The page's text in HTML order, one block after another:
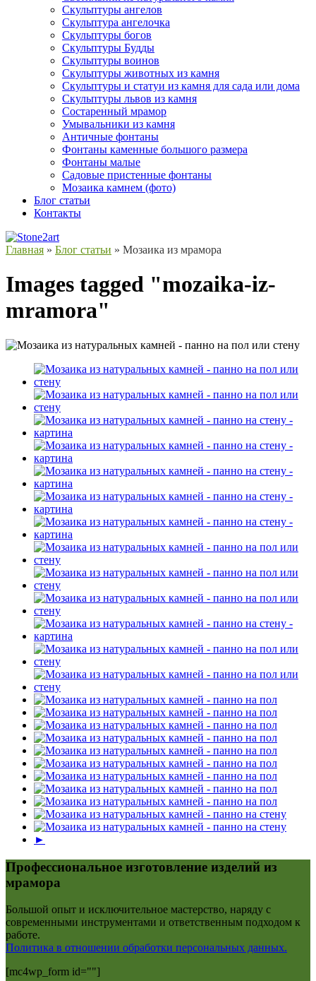
Скульптуры ангелов
Скульптура ангелочка
Скульптуры богов
Скульптуры Будды
Скульптуры воинов
Скульптуры животных из камня
Скульптуры и статуи из камня для сада или дома
Скульптуры львов из камня
Состаренный мрамор
Умывальники из камня
Античные фонтаны
Фонтаны каменные большого размера
Фонтаны малые
Садовые пристенные фонтаны
Мозаика камнем (фото)
Блог статьи
Контакты
Главная » Блог статьи » Мозаика из мрамора
Images tagged "mozaika-iz-
mramora"
►
Профессиональное изготовление изделий из
мрамора
Большой опыт и исключительное мастерство, наряду с
современными инструментами и ответственным подходом к
работе.
Политика в отношении обработки персональных данных.
[mc4wp_form id=""]